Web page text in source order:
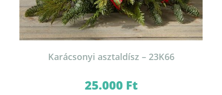
Karácsonyi asztaldísz – 23K66
25.000 Ft